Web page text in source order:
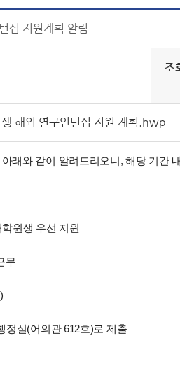
십 지원계획 알림
조
해외 연구인턴십 지원 계획.hwp
래와 같이 알려드리오니, 해당 기간
원생 우선 지원
무
정실(어의관 612호)로 제출